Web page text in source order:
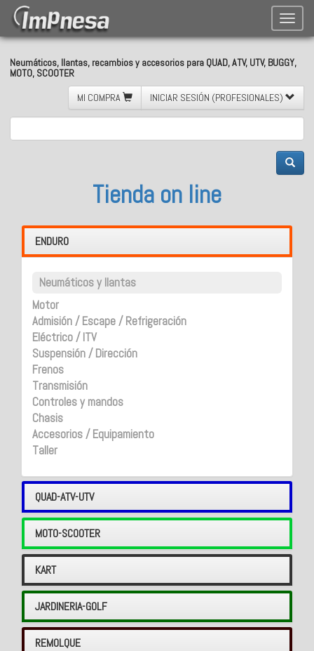
Toggle
Neumáticos, llantas, recambios y accesorios para QUAD, ATV, UTV, BUGGY,
MOTO, SCOOTER
MI COMPRA
INICIAR SESIÓN (PROFESIONALES)
Tienda on line
ENDURO
Neumáticos y llantas
Motor
Admisión / Escape / Refrigeración
Eléctrico / ITV
Suspensión / Dirección
Frenos
Transmisión
Controles y mandos
Chasis
Accesorios / Equipamiento
Taller
QUAD-ATV-UTV
MOTO-SCOOTER
KART
JARDINERIA-GOLF
REMOLQUE